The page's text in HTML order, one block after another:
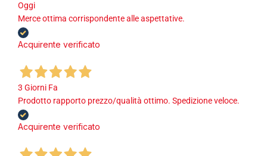
Oggi
Merce ottima corrispondente alle aspettative.
Acquirente verificato
3 Giorni Fa
Prodotto rapporto prezzo/qualità ottimo. Spedizione veloce.
Acquirente verificato